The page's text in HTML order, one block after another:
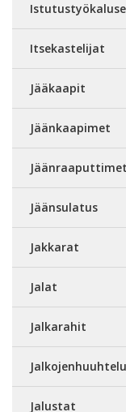
Itsekastelijat
Jääkaapit
Jäänkaapimet
Jäänraaputtimet
Jäänsulatus
Jakkarat
Jalat
Jalkarahit
Jalustat